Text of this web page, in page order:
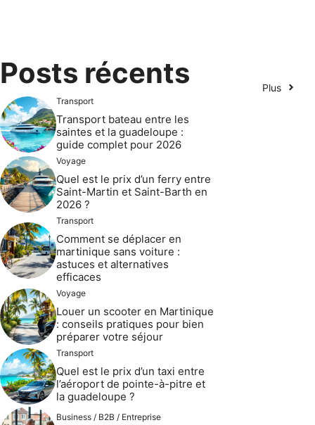
Posts récents Plus
Transport
Transport bateau entre les
saintes et la guadeloupe :
guide complet pour 2026
Voyage
Quel est le prix d’un ferry entre
Saint-Martin et Saint-Barth en
2026 ?
Transport
Comment se déplacer en
martinique sans voiture :
astuces et alternatives
efficaces
Voyage
Louer un scooter en Martinique
: conseils pratiques pour bien
préparer votre séjour
Transport
Quel est le prix d’un taxi entre
l’aéroport de pointe-à-pitre et
la guadeloupe ?
Business / B2B / Entreprise